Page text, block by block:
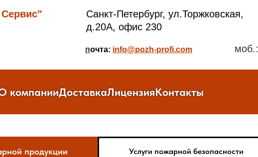
Санкт-Петербург, ул.Торжковская,
д.20А, офис 230
почта: info@pozh-profi.com моб.:
компанииДоставкаЛицензияКонтакты
продукции Услуги пожарной безопасности